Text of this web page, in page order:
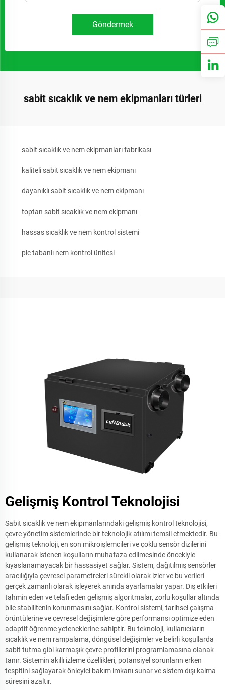
Göndermek
sabit sıcaklık ve nem ekipmanları türleri
sabit sıcaklık ve nem ekipmanları fabrikası
kaliteli sabit sıcaklık ve nem ekipmanı
dayanıklı sabit sıcaklık ve nem ekipmanı
toptan sabit sıcaklık ve nem ekipmanı
hassas sıcaklık ve nem kontrol sistemi
plc tabanlı nem kontrol ünitesi
Gelişmiş Kontrol Teknolojisi
Sabit sıcaklık ve nem ekipmanlarındaki gelişmiş kontrol teknolojisi,
çevre yönetim sistemlerinde bir teknolojik atılımı temsil etmektedir. Bu
gelişmiş teknoloji, en son mikroişlemcileri ve çoklu sensör dizilerini
kullanarak istenen koşulların muhafaza edilmesinde öncekiyle
kıyaslanamayacak bir hassasiyet sağlar. Sistem, dağıtılmış sensörler
aracılığıyla çevresel parametreleri sürekli olarak izler ve bu verileri
gerçek zamanlı olarak işleyerek anında ayarlamalar yapar. Dış etkileri
tahmin eden ve telafi eden gelişmiş algoritmalar, zorlu koşullar altında
bile stabilitenin korunmasını sağlar. Kontrol sistemi, tarihsel çalışma
örüntülerine ve çevresel değişimlere göre performansı optimize eden
adaptif öğrenme yeteneklerine sahiptir. Bu teknoloji, kullanıcıların
sıcaklık ve nem rampalama, döngüsel değişimler ve belirli koşullarda
sabit tutma gibi karmaşık çevre profillerini programlamasına olanak
tanır. Sistemin akıllı izleme özellikleri, potansiyel sorunların erken
tespitini sağlayarak önleyici bakım imkanı sunar ve sistem dışı kalma
süresini azaltır.